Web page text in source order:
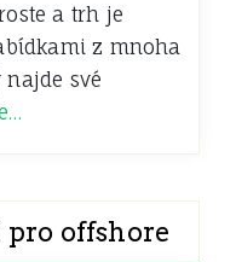
a trh je
z mnoha
své
pro offshore